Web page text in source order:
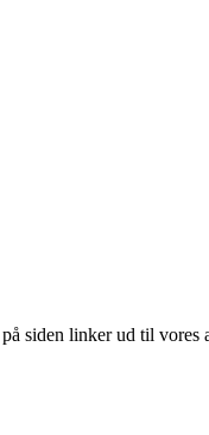
siden linker ud til vores